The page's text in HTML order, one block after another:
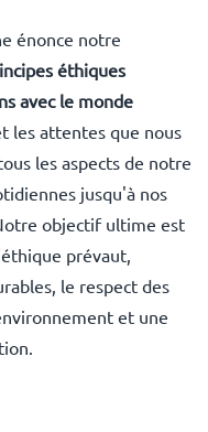
énonce notre
éthiques
avec le monde
les attentes que nous
les aspects de notre
jusqu'à nos
objectif ultime est
prévaut,
le respect des
et une